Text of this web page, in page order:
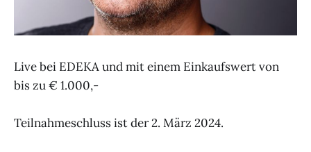
Live bei EDEKA und mit einem Einkaufswert von
bis zu € 1.000,-
Teilnahmeschluss ist der 2. März 2024.